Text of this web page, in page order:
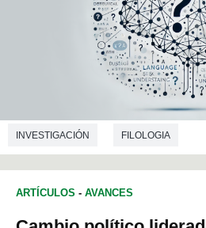
INVESTIGACIÓN FILOLOGIA
ARTÍCULOS - AVANCES